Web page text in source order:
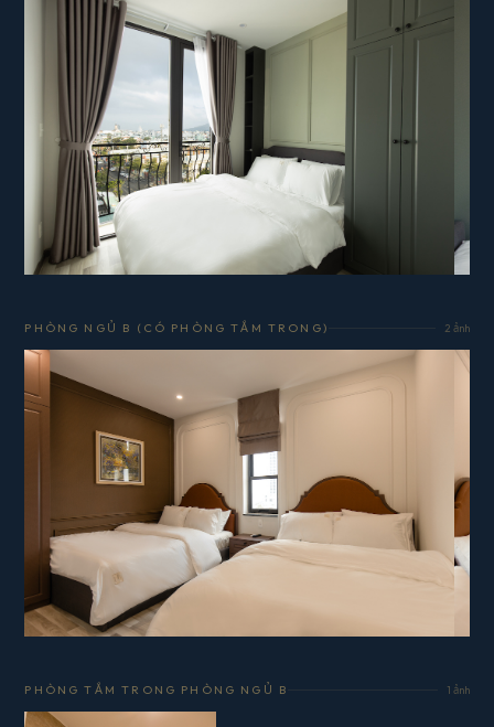
PHÒNG NGỦ B (CÓ PHÒNG TẮM TRONG) 2 ảnh
PHÒNG TẮM TRONG PHÒNG NGỦ B 1 ảnh